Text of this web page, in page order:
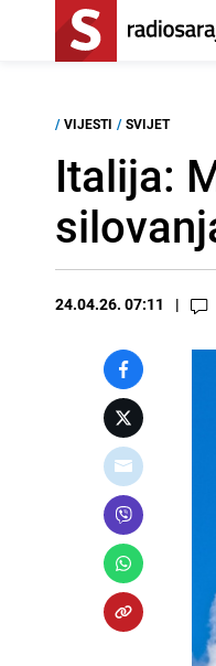
/ VIJESTI / SVIJET
Italija:
24.04.26. 07:11